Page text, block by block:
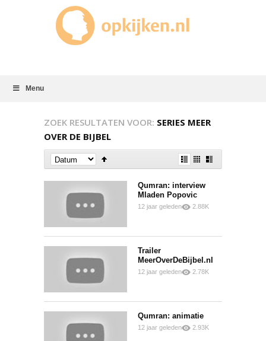
Menu
ZOEK RESULTATEN VOOR: SERIES MEER
OVER DE BIJBEL
Qumran: interview
Mladen Popovic
12 jaar geleden
2.88K
Trailer
MeerOverDeBijbel.nl
12 jaar geleden
2.78K
Qumran: animatie
12 jaar geleden
2.93K